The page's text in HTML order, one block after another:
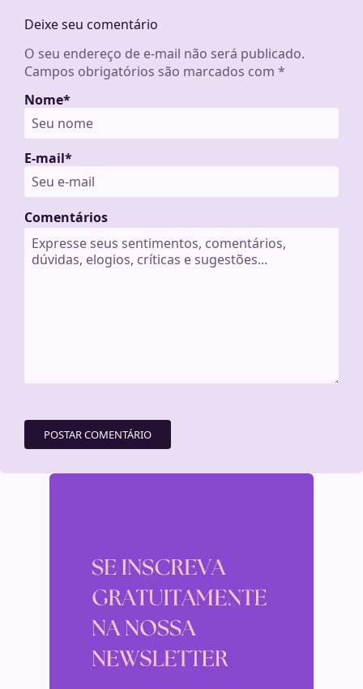
Deixe seu comentário
O seu endereço de e-mail não será publicado.
Campos obrigatórios são marcados com *
Comentários
Nome*
E-mail*